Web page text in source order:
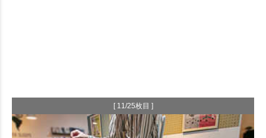
[ 11/25枚目 ]